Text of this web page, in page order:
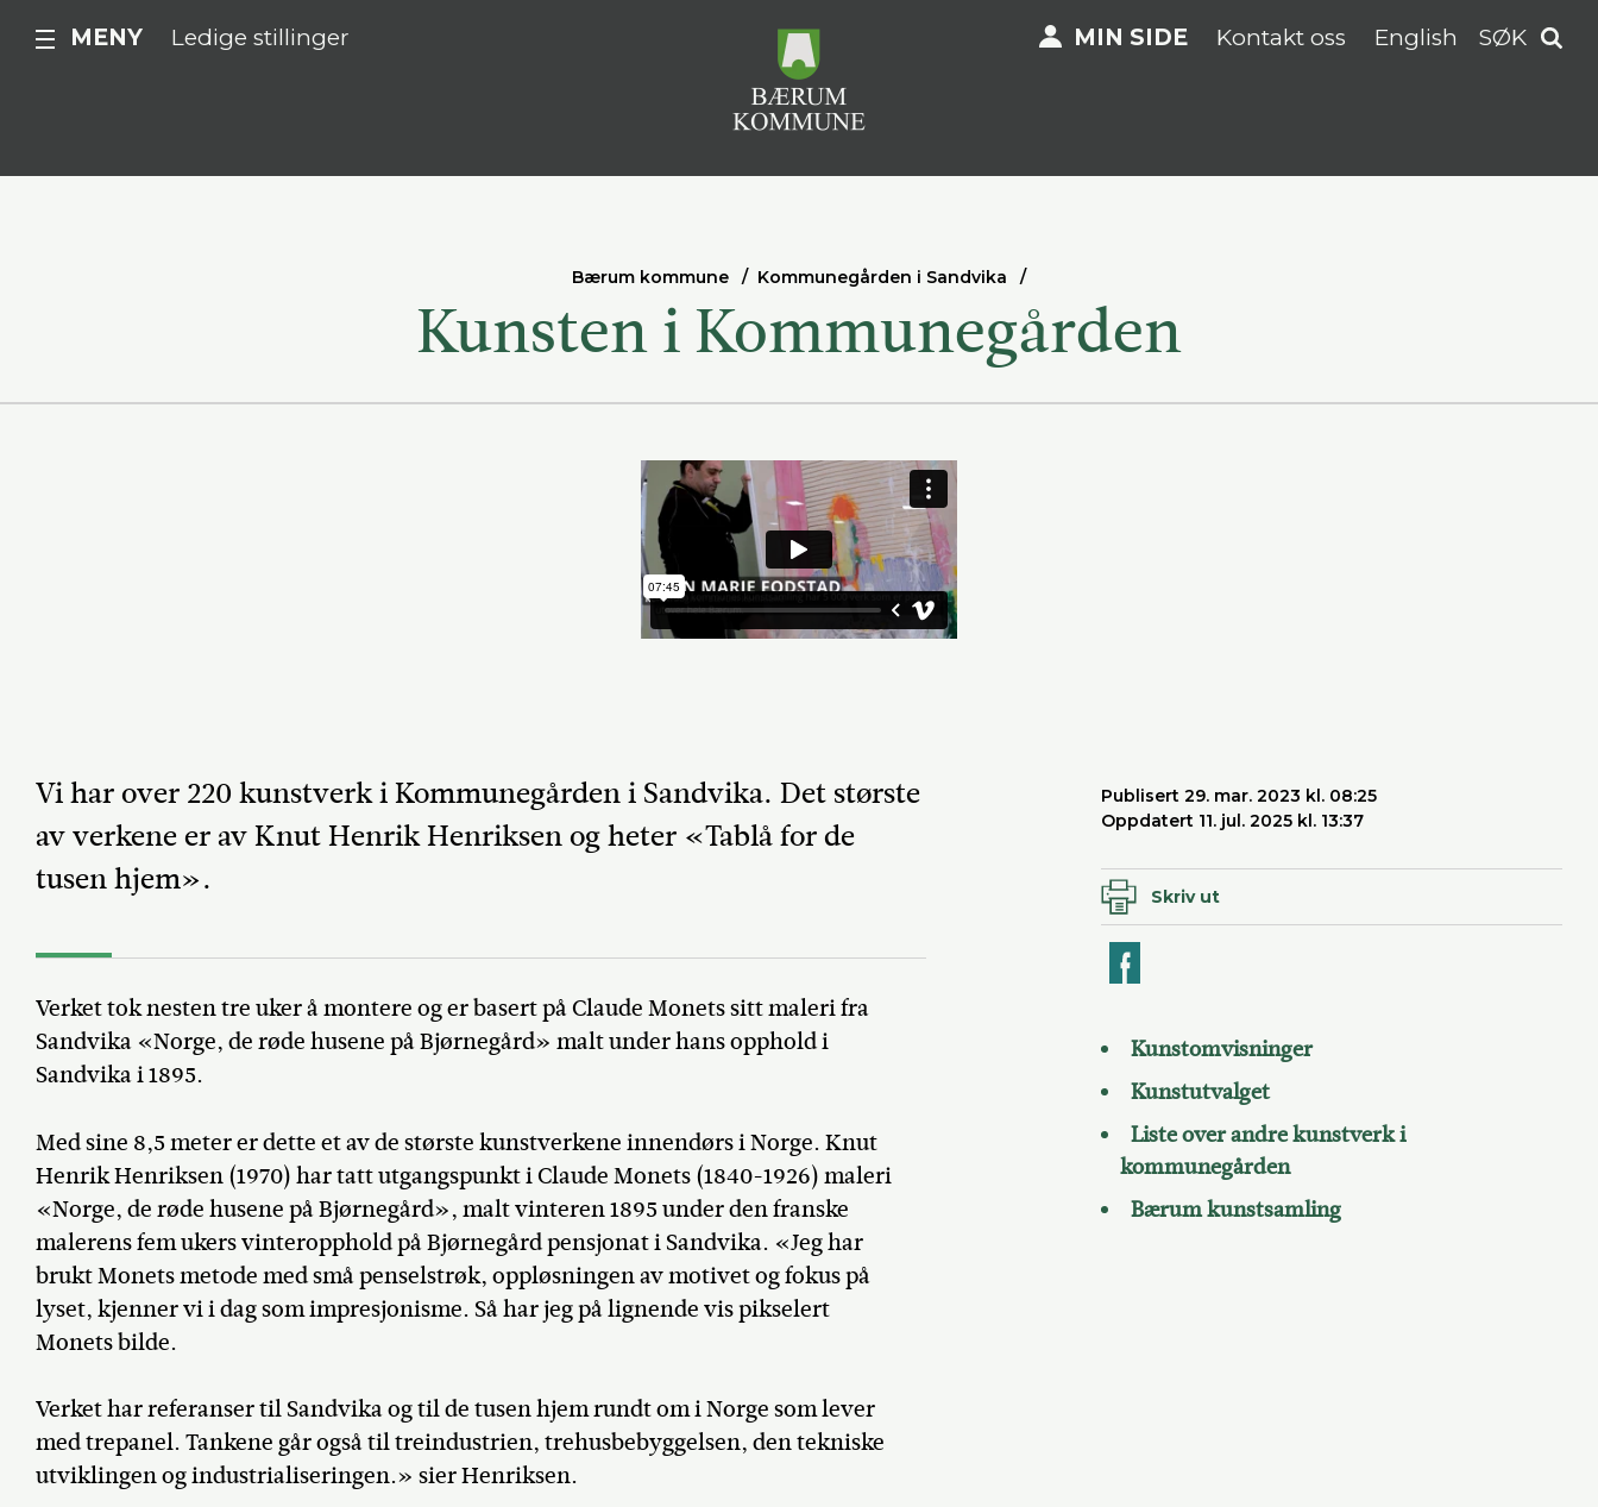
MENY Ledige stillinger MIN SIDE Kontakt oss English SØK
Bærum kommune Kommunegården i Sandvika
Kunsten i Kommunegården
Vi har over 220 kunstverk i Kommunegården i Sandvika. Det største
av verkene er av Knut Henrik Henriksen og heter «Tablå for de
tusen hjem».
Publisert 29. mar. 2023 kl. 08:25
Oppdatert 11. jul. 2025 kl. 13:37
Skriv ut
Kunstomvisninger
Kunstutvalget
Liste over andre kunstverk i
kommunegården
Bærum kunstsamling
Verket tok nesten tre uker å montere og er basert på Claude Monets sitt maleri fra
Sandvika «Norge, de røde husene på Bjørnegård» malt under hans opphold i
Sandvika i 1895.
Med sine 8,5 meter er dette et av de største kunstverkene innendørs i Norge. Knut
Henrik Henriksen (1970) har tatt utgangspunkt i Claude Monets (1840-1926) maleri
«Norge, de røde husene på Bjørnegård», malt vinteren 1895 under den franske
malerens fem ukers vinteropphold på Bjørnegård pensjonat i Sandvika. «Jeg har
brukt Monets metode med små penselstrøk, oppløsningen av motivet og fokus på
lyset, kjenner vi i dag som impresjonisme. Så har jeg på lignende vis pikselert
Monets bilde.
Verket har referanser til Sandvika og til de tusen hjem rundt om i Norge som lever
med trepanel. Tankene går også til treindustrien, trehusbebyggelsen, den tekniske
utviklingen og industrialiseringen.» sier Henriksen.